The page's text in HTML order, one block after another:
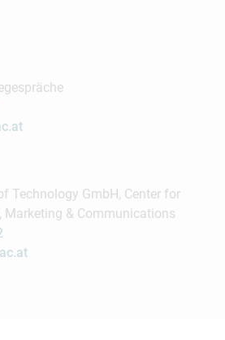
Technology GmbH, Center for
Marketing & Communications